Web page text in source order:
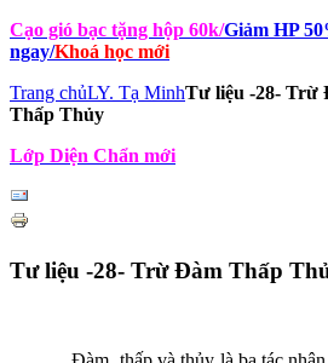
Cạo gió bạc tặng hộp 60k/Giảm HP
ngay/Khoá học mới
Trang chủLY. Tạ MinhTư liệu -28- Trừ
Thấp Thủy
Lớp Diện Chẩn mới
Tư liệu -28- Trừ Đàm Thấp